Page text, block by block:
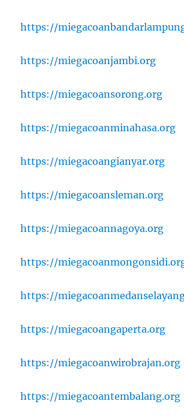
https://
https://miegacoanjambi.org
https://miegacoansorong.org
https://miegacoanminahasa.org
https://miegacoangianyar.org
https://miegacoansleman.org
https://miegacoannagoya.org
https://
https://
https://miegacoangaperta.org
https://miegacoanwirobrajan.org
https://miegacoantembalang.org